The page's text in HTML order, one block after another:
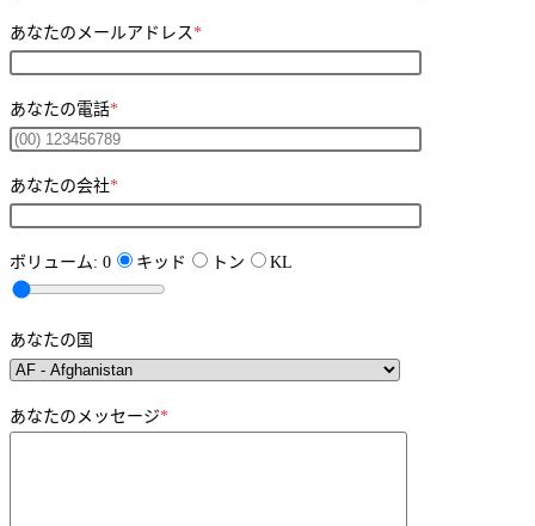
あなたのメールアドレス*
あなたの電話*
あなたの会社*
ボリューム: 0 キッド トン KL
あなたの国
あなたのメッセージ*